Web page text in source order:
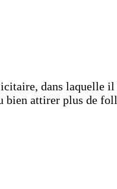
dans laquelle
bien attirer plus de